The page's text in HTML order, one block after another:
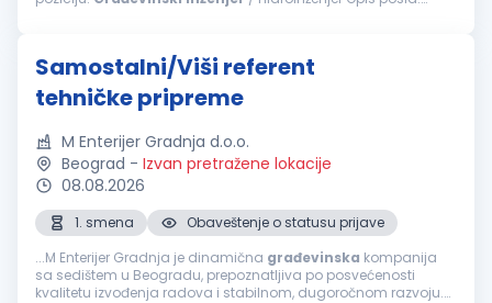
Samostalni/Viši referent
tehničke pripreme
M Enterijer Gradnja d.o.o.
Beograd - Izvan pretražene lokacije
08.08.2026
1. smena
Obaveštenje o statusu prijave
...M Enterijer Gradnja je dinamična građevinska kompanija
sa sedištem u Beogradu, prepoznatljiva po posvećenosti
kvalitetu izvođenja radova i stabilnom, dugoročnom razvoju.